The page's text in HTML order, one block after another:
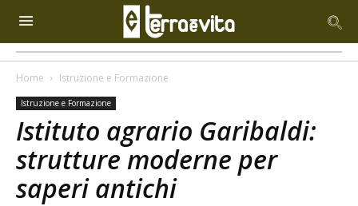
Home Istruzione e Formazione
Istruzione e Formazione
Istituto agrario Garibaldi:
strutture moderne per
saperi antichi